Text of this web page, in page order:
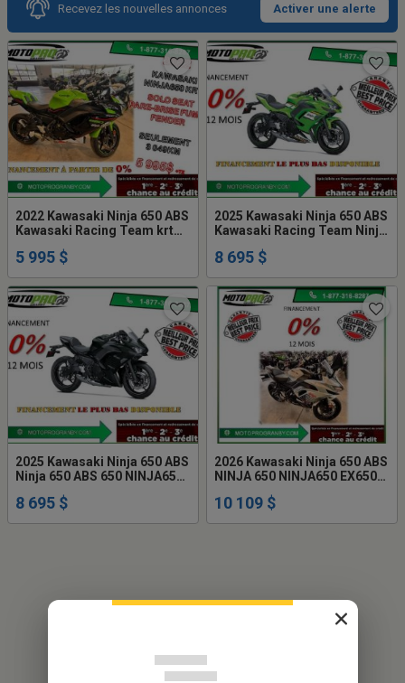
Recevez les nouvelles annonces Activer une alerte
2022 Kawasaki Ninja 650 ABS
Kawasaki Racing Team krt
impeccable
5 995 $
2025 Kawasaki Ninja 650 ABS
Kawasaki Racing Team Ninja
EX KRT
8 695 $
2025 Kawasaki Ninja 650 ABS
Ninja 650 ABS 650 NINJA650
8 695 $
2026 Kawasaki Ninja 650 ABS
NINJA 650 NINJA650 EX650
10 109 $